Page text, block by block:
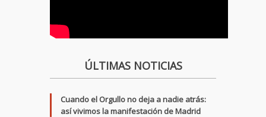
ÚLTIMAS NOTICIAS
Cuando el Orgullo no deja a nadie atrás:
así vivimos la manifestación de Madrid